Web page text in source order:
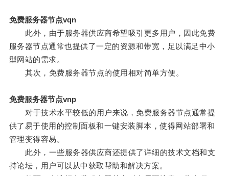
免费服务器节点vqn
此外，由于服务器供应商希望吸引更多用户，因此免费
服务器节点通常也提供了一定的资源和带宽，足以满足中小
型网站的需求。
其次，免费服务器节点的使用相对简单方便。
免费服务器节点vnp
对于技术水平较低的用户来说，免费服务器节点通常提
供了易于使用的控制面板和一键安装脚本，使得网站部署和
管理变得容易。
此外，一些服务器供应商还提供了详细的技术文档和支
持论坛，用户可以从中获取帮助和解决方案。